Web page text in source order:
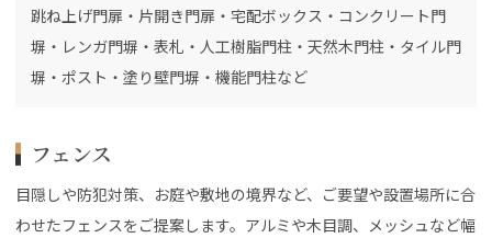
跳ね上げ門扉・片開き門扉・宅配ボックス・コンクリート門
塀・レンガ門塀・表札・人工樹脂門柱・天然木門柱・タイル門
塀・ポスト・塗り壁門塀・機能門柱など
フェンス
目隠しや防犯対策、お庭や敷地の境界など、ご要望や設置場所に合
わせたフェンスをご提案します。アルミや木目調、メッシュなど幅